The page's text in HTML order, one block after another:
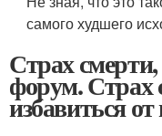
самого худшего
Страх
форум. Страх
избавиться от